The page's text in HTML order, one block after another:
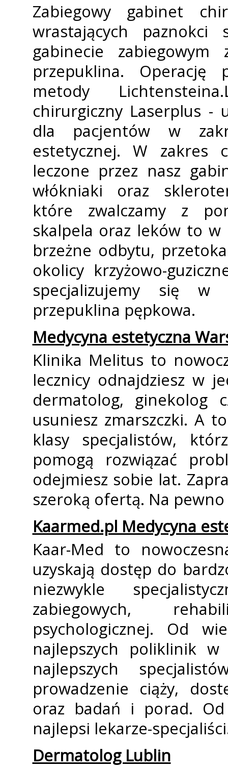
Zabiegowy gabinet
wrastających
gabinecie
przepuklina.
metody
chirurgiczny Laserplus -
dla pacjentów w
estetycznej. W zakres
leczone przez nasz
włókniaki oraz
które zwalczamy z
skalpela oraz leków to w
brzeżne odbytu,
okolicy krzyżowo-
specjalizujemy się
przepuklina pępkowa.
Medycyna estetyczna
Klinika Melitus to
lecznicy odnajdziesz w
dermatolog, ginekolog
usuniesz zmarszczki. A
klasy specjalistów,
pomogą rozwiązać
odejmiesz sobie lat.
szeroką ofertą. Na
Kaarmed.pl Medycyna
Kaar-Med to
uzyskają dostęp do
niezwykle
zabiegowych,
psychologicznej. Od
najlepszych poliklinik
najlepszych
prowadzenie ciąży,
oraz badań i porad.
najlepsi lekarze-
Dermatolog Lublin